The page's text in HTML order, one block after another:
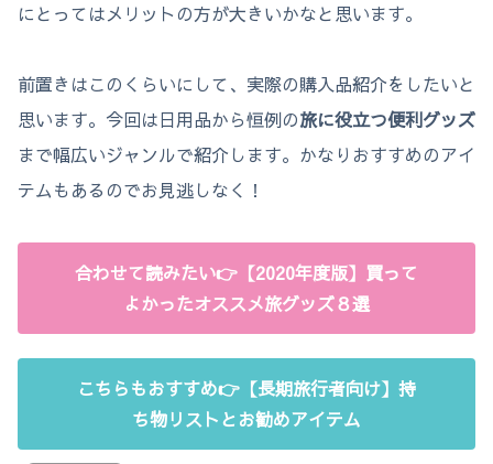
にとってはメリットの方が大きいかなと思います。
前置きはこのくらいにして、実際の購入品紹介をしたいと
思います。今回は日用品から恒例の旅に役立つ便利グッズ
まで幅広いジャンルで紹介します。かなりおすすめのアイ
テムもあるのでお見逃しなく！
合わせて読みたい👉【2020年度版】買って
よかったオススメ旅グッズ８選
こちらもおすすめ👉【長期旅行者向け】持
ち物リストとお勧めアイテム